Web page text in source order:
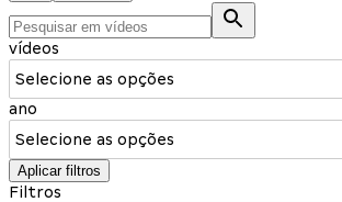
vídeos
Selecione as opções
ano
Selecione as opções
Aplicar filtros
Filtros